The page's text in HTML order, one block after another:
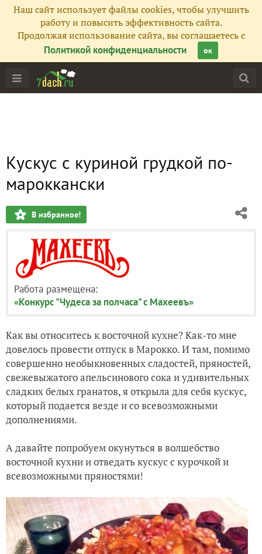
Наш сайт использует файлы cookies, чтобы улучшить
работу и повысить эффективность сайта.
Продолжая использование сайта, вы соглашаетесь с
Политикой конфиденциальности
ок
Кускус с куриной грудкой по-
мароккански
В избранное!
Работа размещена:
«Конкурс "Чудеса за полчаса" с Махеевъ»
Как вы относитесь к восточной кухне? Как-то мне
довелось провести отпуск в Марокко. И там, помимо
совершенно необыкновенных сладостей, пряностей,
свежевыжатого апельсинового сока и удивительных
сладких белых гранатов, я открыла для себя кускус,
который подается везде и со всевозможными
дополнениями.
А давайте попробуем окунуться в волшебство
восточной кухни и отведать кускус с курочкой и
всевозможными пряностями!